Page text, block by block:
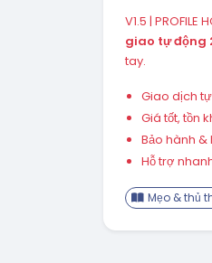
V1.5 |
giao tự động
tay.
Giao dịch
Giá tốt, tồn
Bảo hành
Hỗ trợ
Mẹo & thủ